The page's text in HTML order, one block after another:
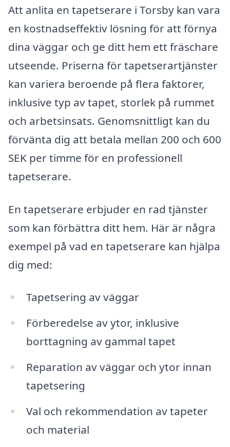
Att anlita en tapetserare i Torsby kan vara
en kostnadseffektiv lösning för att förnya
dina väggar och ge ditt hem ett fräschare
utseende. Priserna för tapetserartjänster
kan variera beroende på flera faktorer,
inklusive typ av tapet, storlek på rummet
och arbetsinsats. Genomsnittligt kan du
förvänta dig att betala mellan 200 och 600
SEK per timme för en professionell
tapetserare.
En tapetserare erbjuder en rad tjänster
som kan förbättra ditt hem. Här är några
exempel på vad en tapetserare kan hjälpa
dig med:
Tapetsering av väggar
Förberedelse av ytor, inklusive
borttagning av gammal tapet
Reparation av väggar och ytor innan
tapetsering
Val och rekommendation av tapeter
och material